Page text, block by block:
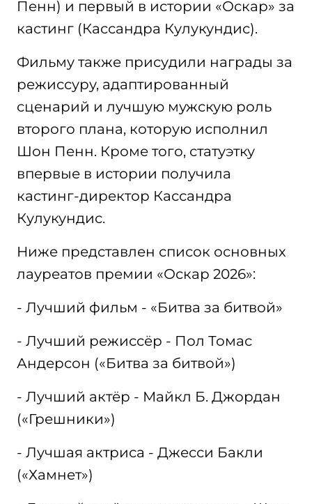
Пенн) и первый в истории «Оскар» за
кастинг (Кассандра Кулукундис).
Фильму также присудили награды за
режиссуру, адаптированный
сценарий и лучшую мужскую роль
второго плана, которую исполнил
Шон Пенн. Кроме того, статуэтку
впервые в истории получила
кастинг-директор Кассандра
Кулукундис.
Ниже представлен список основных
лауреатов премии «Оскар 2026»:
- Лучший фильм - «Битва за битвой»
- Лучший режиссёр - Пол Томас
Андерсон («Битва за битвой»)
- Лучший актёр - Майкл Б. Джордан
(«Грешники»)
- Лучшая актриса - Джесси Бакли
(«Хамнет»)